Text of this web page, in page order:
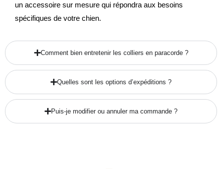
un accessoire sur mesure qui répondra aux besoins
spécifiques de votre chien.
Comment bien entretenir les colliers en paracorde ?
Quelles sont les options d’expéditions ?
Puis-je modifier ou annuler ma commande ?